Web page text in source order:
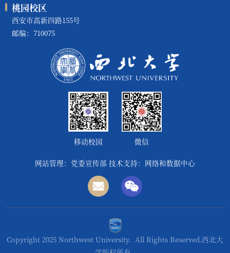
桃园校区
西安市高新四路155号
邮编：710075
移动校园 微信
网站管理：党委宣传部 技术支持：网络和数据中心
Copyright 2025 Northwest University. All Rights Reserved.西北大